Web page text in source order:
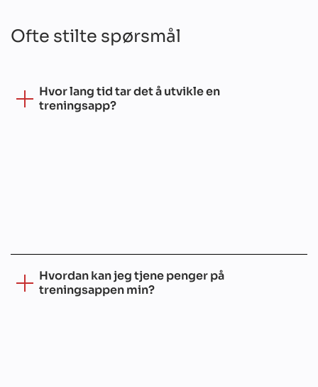
Ofte stilte spørsmål
Hvor lang tid tar det å utvikle en
treningsapp?
Hvordan kan jeg tjene penger på
treningsappen min?